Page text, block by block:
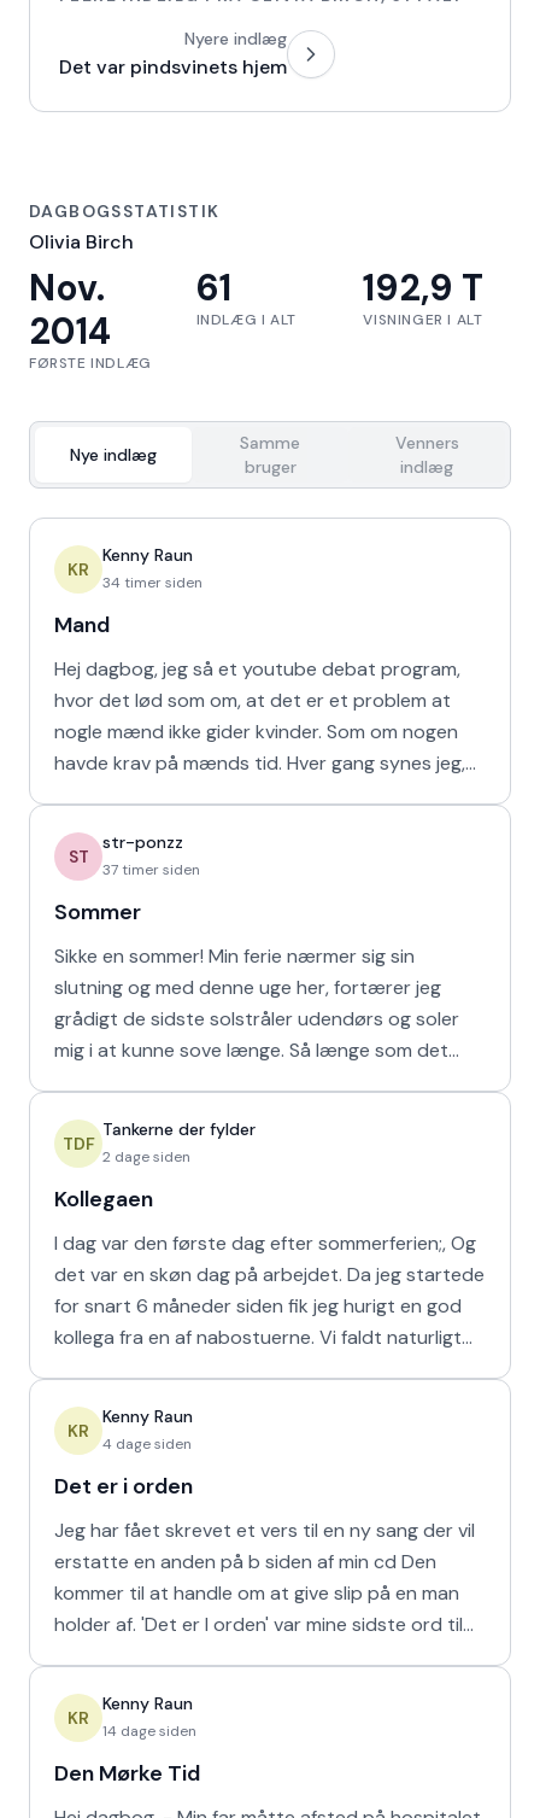
Nyere indlæg
Det var pindsvinets hjem
DAGBOGSSTATISTIK
Olivia Birch
Nov.
2014
FØRSTE INDLÆG
61
INDLÆG I ALT
192,9 T
VISNINGER I ALT
Nye indlæg
Samme
bruger
Venners
indlæg
KR
Kenny Raun
34 timer siden
Mand
Hej dagbog, jeg så et youtube debat program,
hvor det lød som om, at det er et problem at
nogle mænd ikke gider kvinder. Som om nogen
havde krav på mænds tid. Hver gang synes jeg,
ST
str-ponzz
37 timer siden
Sommer
Sikke en sommer! Min ferie nærmer sig sin
slutning og med denne uge her, fortærer jeg
grådigt de sidste solstråler udendørs og soler
mig i at kunne sove længe. Så længe som det
TDF
Tankerne der fylder
2 dage siden
Kollegaen
I dag var den første dag efter sommerferien;, Og
det var en skøn dag på arbejdet. Da jeg startede
for snart 6 måneder siden fik jeg hurigt en god
kollega fra en af nabostuerne. Vi faldt naturligt
KR
Kenny Raun
4 dage siden
Det er i orden
Jeg har fået skrevet et vers til en ny sang der vil
erstatte en anden på b siden af min cd Den
kommer til at handle om at give slip på en man
holder af. 'Det er I orden' var mine sidste ord til
KR
Kenny Raun
14 dage siden
Den Mørke Tid